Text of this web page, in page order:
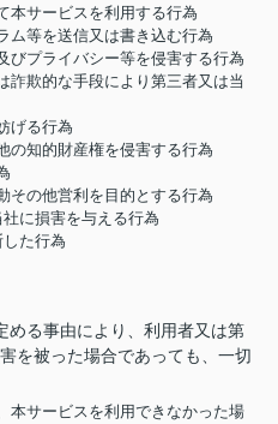
本サービスを利用する行為
ム等を送信又は書き込む行為
プライバシー等を侵害する行為
欺的な手段により第三者又は当
げる行為
の知的財産権を侵害する行為
その他営利を目的とする行為
に損害を与える行為
た行為
める事由により、利用者又は第
を被った場合であっても、一切
本サービスを利用できなかった場